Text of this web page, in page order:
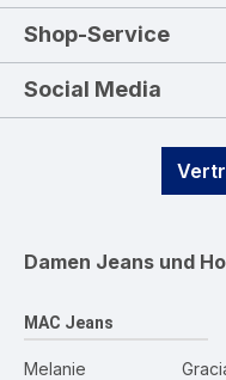
Shop-Service
Social Media
Damen Jeans und
MAC Jeans
Melanie